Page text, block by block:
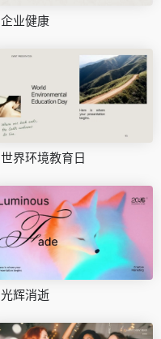
企业健康
世界环境教育日
光辉消逝